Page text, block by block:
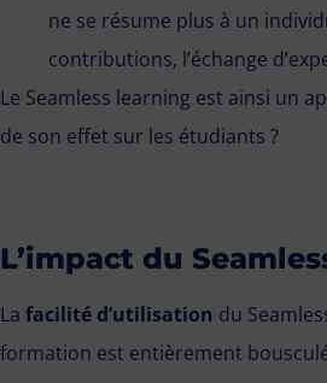
ne se résume plus à un
contributions, l’échange
Le Seamless learning est ainsi un
de son effet sur les étudiants ?
L’impact du
La facilité d’utilisation du
formation est entièrement